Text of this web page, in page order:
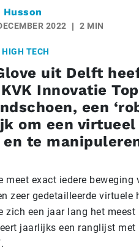
Husson
2022 2 MIN
HIGH TECH
uit Delft
KVK Innovatie
een
om een
en te
meet exact iedere
zeer gedetailleerde
zich een jaar lang het
jaarlijks een ranglijst